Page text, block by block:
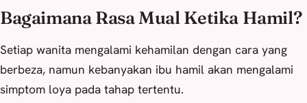
Bagaimana Rasa Mual Ketika Hamil?
Setiap wanita mengalami kehamilan dengan cara yang
berbeza, namun kebanyakan ibu hamil akan mengalami
simptom loya pada tahap tertentu.